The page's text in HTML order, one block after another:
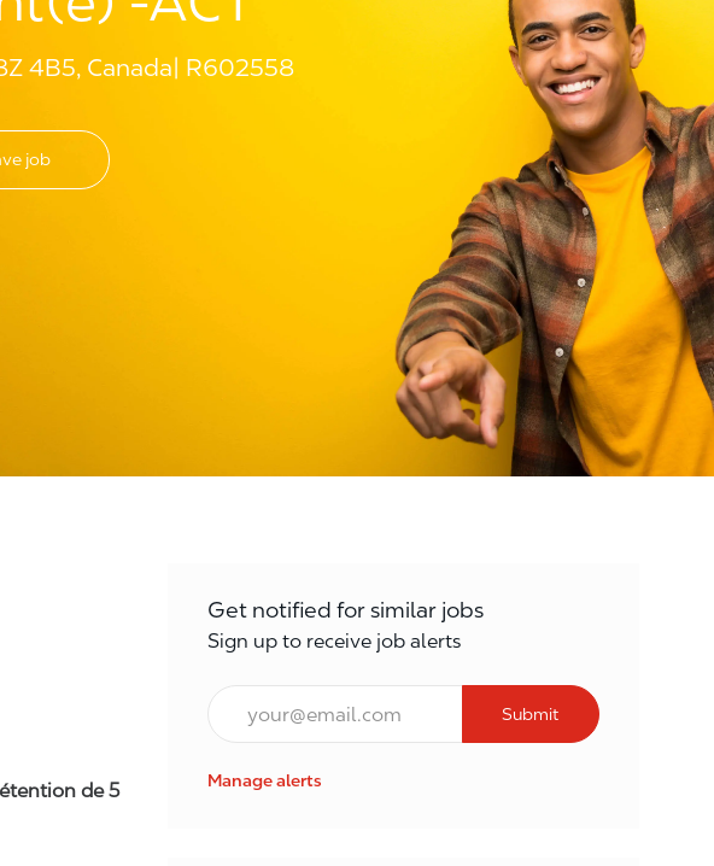
4B5, Canada R602558
job
de 5
Get notified for similar jobs
Sign up to receive job alerts
Email*
Submit
Manage alerts